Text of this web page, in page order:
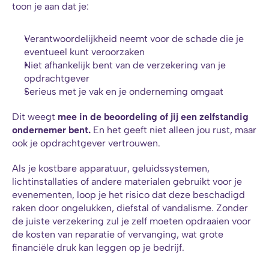
toon je aan dat je:
Verantwoordelijkheid neemt voor de schade die je
eventueel kunt veroorzaken
Niet afhankelijk bent van de verzekering van je
opdrachtgever
Serieus met je vak en je onderneming omgaat
Dit weegt mee in de beoordeling of jij een zelfstandig
ondernemer bent. En het geeft niet alleen jou rust, maar
ook je opdrachtgever vertrouwen.
Als je kostbare apparatuur, geluidssystemen,
lichtinstallaties of andere materialen gebruikt voor je
evenementen, loop je het risico dat deze beschadigd
raken door ongelukken, diefstal of vandalisme. Zonder
de juiste verzekering zul je zelf moeten opdraaien voor
de kosten van reparatie of vervanging, wat grote
financiële druk kan leggen op je bedrijf.